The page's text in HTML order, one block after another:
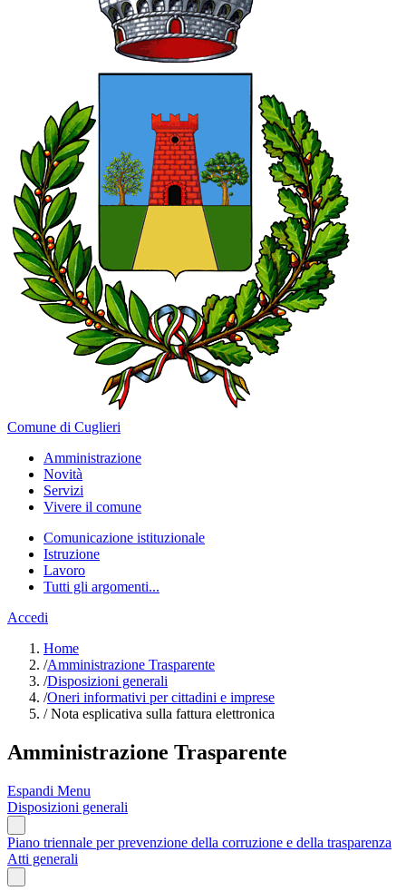
Comune di Cuglieri
Amministrazione
Novità
Servizi
Vivere il comune
Comunicazione istituzionale
Istruzione
Lavoro
Tutti gli argomenti...
Accedi
Home
/Amministrazione Trasparente
/Disposizioni generali
/Oneri informativi per cittadini e imprese
/Nota esplicativa sulla fattura elettronica
Amministrazione Trasparente
Espandi Menu
Disposizioni generali
Piano triennale per prevenzione della corruzione e della trasparenza
Atti generali